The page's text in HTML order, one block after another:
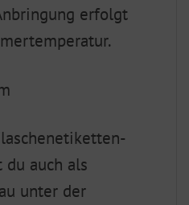
erfolgt
du auch als
unter der